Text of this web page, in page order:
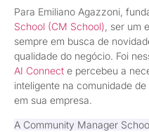
Para Emiliano Agazzoni,
School (CM School) , ser um
sempre em busca de
qualidade do negócio. Foi
AI Connect e percebeu a
inteligente na comunidade
em sua empresa.
A Community Manager